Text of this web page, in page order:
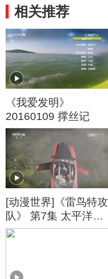
相关推荐
《我爱发明》
20160109 撑丝记
[动漫世界]《雷鸟特攻
队》 第7集 太平洋火
山带（下）